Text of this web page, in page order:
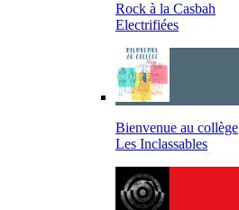
Rock à la Casbah
Electrifiées
Bienvenue au collège
Les Inclassables